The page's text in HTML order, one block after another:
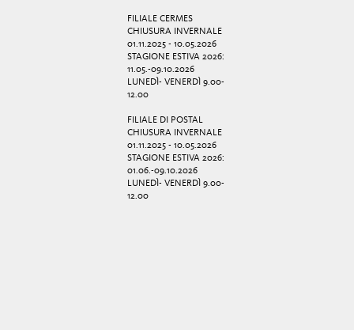
FILIALE CERMES
CHIUSURA INVERNALE
01.11.2025 - 10.05.2026
STAGIONE ESTIVA 2026:
11.05.-09.10.2026
LUNEDÌ- VENERDÌ 9.00-
12.00
FILIALE DI POSTAL
CHIUSURA INVERNALE
01.11.2025 - 10.05.2026
STAGIONE ESTIVA 2026:
01.06.-09.10.2026
LUNEDÌ- VENERDÌ 9.00-
12.00